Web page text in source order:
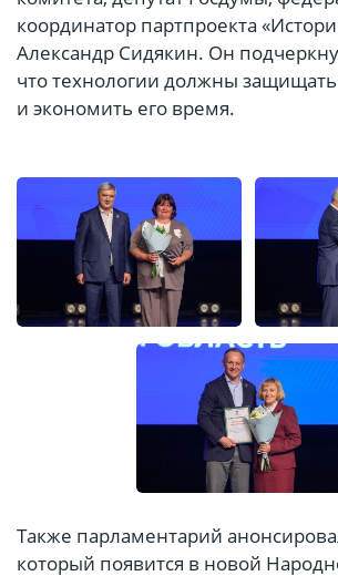
координатор партпроекта
Александр Сидякин. Он
что технологии должны
и экономить его время.
Также парламентарий
который появится в новой